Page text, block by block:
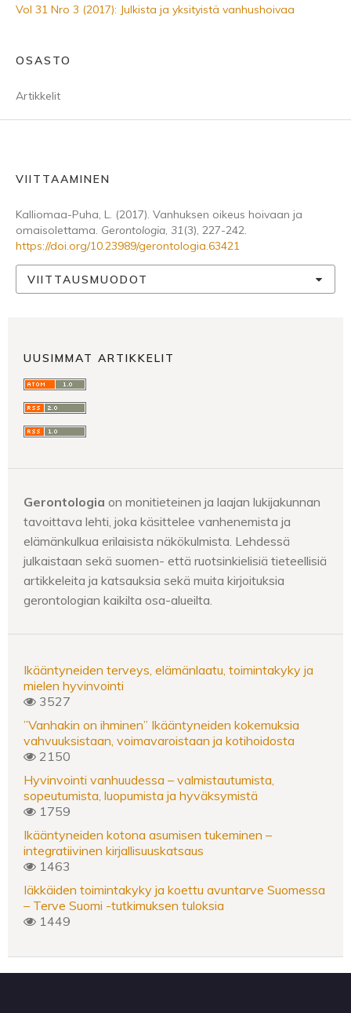
Vol 31 Nro 3 (2017): Julkista ja yksityistä vanhushoivaa
OSASTO
Artikkelit
VIITTAAMINEN
Kalliomaa-Puha, L. (2017). Vanhuksen oikeus hoivaan ja
omaisolettama. Gerontologia, 31(3), 227-242.
https://doi.org/10.23989/gerontologia.63421
VIITTAUSMUODOT
UUSIMMAT ARTIKKELIT
Gerontologia on monitieteinen ja laajan lukijakunnan
tavoittava lehti, joka käsittelee vanhenemista ja
elämänkulkua erilaisista näkökulmista. Lehdessä
julkaistaan sekä suomen- että ruotsinkielisiä tieteellisiä
artikkeleita ja katsauksia sekä muita kirjoituksia
gerontologian kaikilta osa-alueilta.
Ikääntyneiden terveys, elämänlaatu, toimintakyky ja
mielen hyvinvointi
3527
”Vanhakin on ihminen” Ikääntyneiden kokemuksia
vahvuuksistaan, voimavaroistaan ja kotihoidosta
2150
Hyvinvointi vanhuudessa – valmistautumista,
sopeutumista, luopumista ja hyväksymistä
1759
Ikääntyneiden kotona asumisen tukeminen –
integratiivinen kirjallisuuskatsaus
1463
Iäkkäiden toimintakyky ja koettu avuntarve Suomessa
– Terve Suomi -tutkimuksen tuloksia
1449